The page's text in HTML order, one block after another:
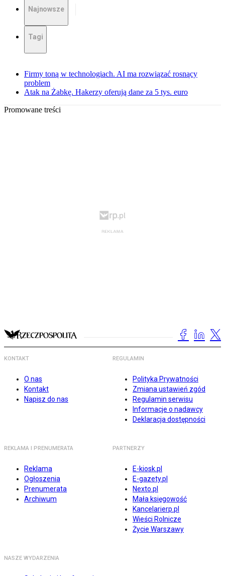
Najnowsze
Tagi
Firmy toną w technologiach. AI ma rozwiązać rosnący
problem
Atak na Żabkę. Hakerzy oferują dane za 5 tys. euro
Promowane treści
KONTAKT
O nas
Kontakt
Napisz do nas
REGULAMIN
Polityka Prywatności
Zmiana ustawień zgód
Regulamin serwisu
Informacje o nadawcy
Deklaracja dostępności
REKLAMA I PRENUMERATA
Reklama
Ogłoszenia
Prenumerata
Archiwum
PARTNERZY
E-kiosk.pl
E-gazety.pl
Nexto.pl
Mała księgowość
Kancelarierp.pl
Wieści Rolnicze
Życie Warszawy
NASZE WYDARZENIA